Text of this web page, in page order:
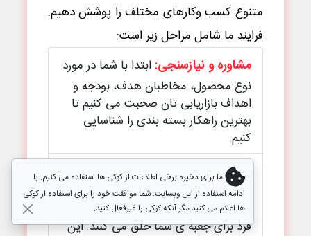
متنوع کسب وکارهای مختلف را پوشش دهیم.
فرایند ما شامل مراحل زیر است:
مشاوره و نیازسنجی: ابتدا با شما در مورد
نوع محصول، مخاطبان هدف، بودجه و
اهداف بازاریابی تان صحبت می کنیم تا
بهترین راهکار بسته بندی را شناسایی
کنیم.
طراحی گرافیکی بسته بندی:تیم طراحان
خلاق ما، با در نظر گرفتن اصول برندینگ
و روانشناسی رنگ ها، طرحی منحصر به
فرد برای جعبه ی شما خلق می کنند. این
ما برای ذخیره برخی اطلاعات از کوکی ها استفاده می کنیم. با
ادامه استفاده از این وبسایت؛ شما موافقت خود را برای استفاده از کوکی
ها اعلام می کنید مگر آنکه کوکی را غیرفعال کنید.